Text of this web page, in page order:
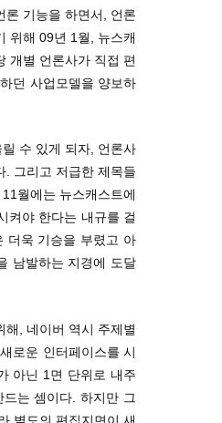
론 기능을 하면서, 언론
위해 09년 1월, 뉴스캐
개별 언론사가 직접 편
던 사업모델을 양보하
수 있게 되자, 언론사
. 그리고 저급한 제목들
월에는 뉴스캐스트에
켜야 한다는 내규를 걸
더욱 기승을 부렸고 아
남발하는 지경에 도달
해, 네이버 역시 주제별
로운 인터페이스를 시
아닌 1면 단위로 내주
는 셈이다. 하지만 그